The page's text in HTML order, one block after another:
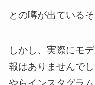
との噂が出ているそ
しかし、実際にモ
報はありませんで
やらインスタグラム